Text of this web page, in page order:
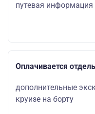
путевая информация
Оплачивается
дополнительные
круизе на борту